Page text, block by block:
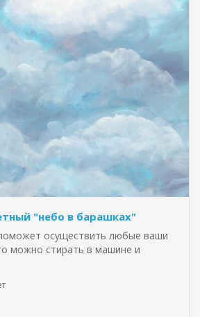
"небо в барашках"
осуществить любые ваши
можно стирать в машине и